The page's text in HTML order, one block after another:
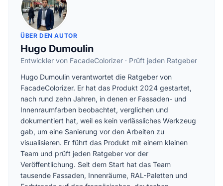
ÜBER DEN AUTOR
Hugo Dumoulin
Entwickler von FacadeColorizer · Prüft jeden Ratgeber
Hugo Dumoulin verantwortet die Ratgeber von
FacadeColorizer. Er hat das Produkt 2024 gestartet,
nach rund zehn Jahren, in denen er Fassaden- und
Innenraumfarben beobachtet, verglichen und
dokumentiert hat, weil es kein verlässliches Werkzeug
gab, um eine Sanierung vor den Arbeiten zu
visualisieren. Er führt das Produkt mit einem kleinen
Team und prüft jeden Ratgeber vor der
Veröffentlichung. Seit dem Start hat das Team
tausende Fassaden, Innenräume, RAL-Paletten und